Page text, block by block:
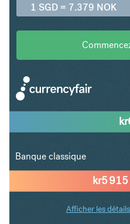
1 SGD = 7.379 NOK
kr5
kr
Banque classique
Afficher les